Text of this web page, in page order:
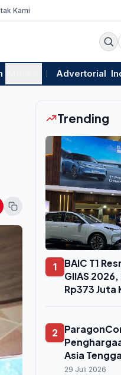
Kami
Advertorial
Trending
1
BAIC T1
GIIAS
Rp373 Juta
2
Asia
Program
29 Juli 2026